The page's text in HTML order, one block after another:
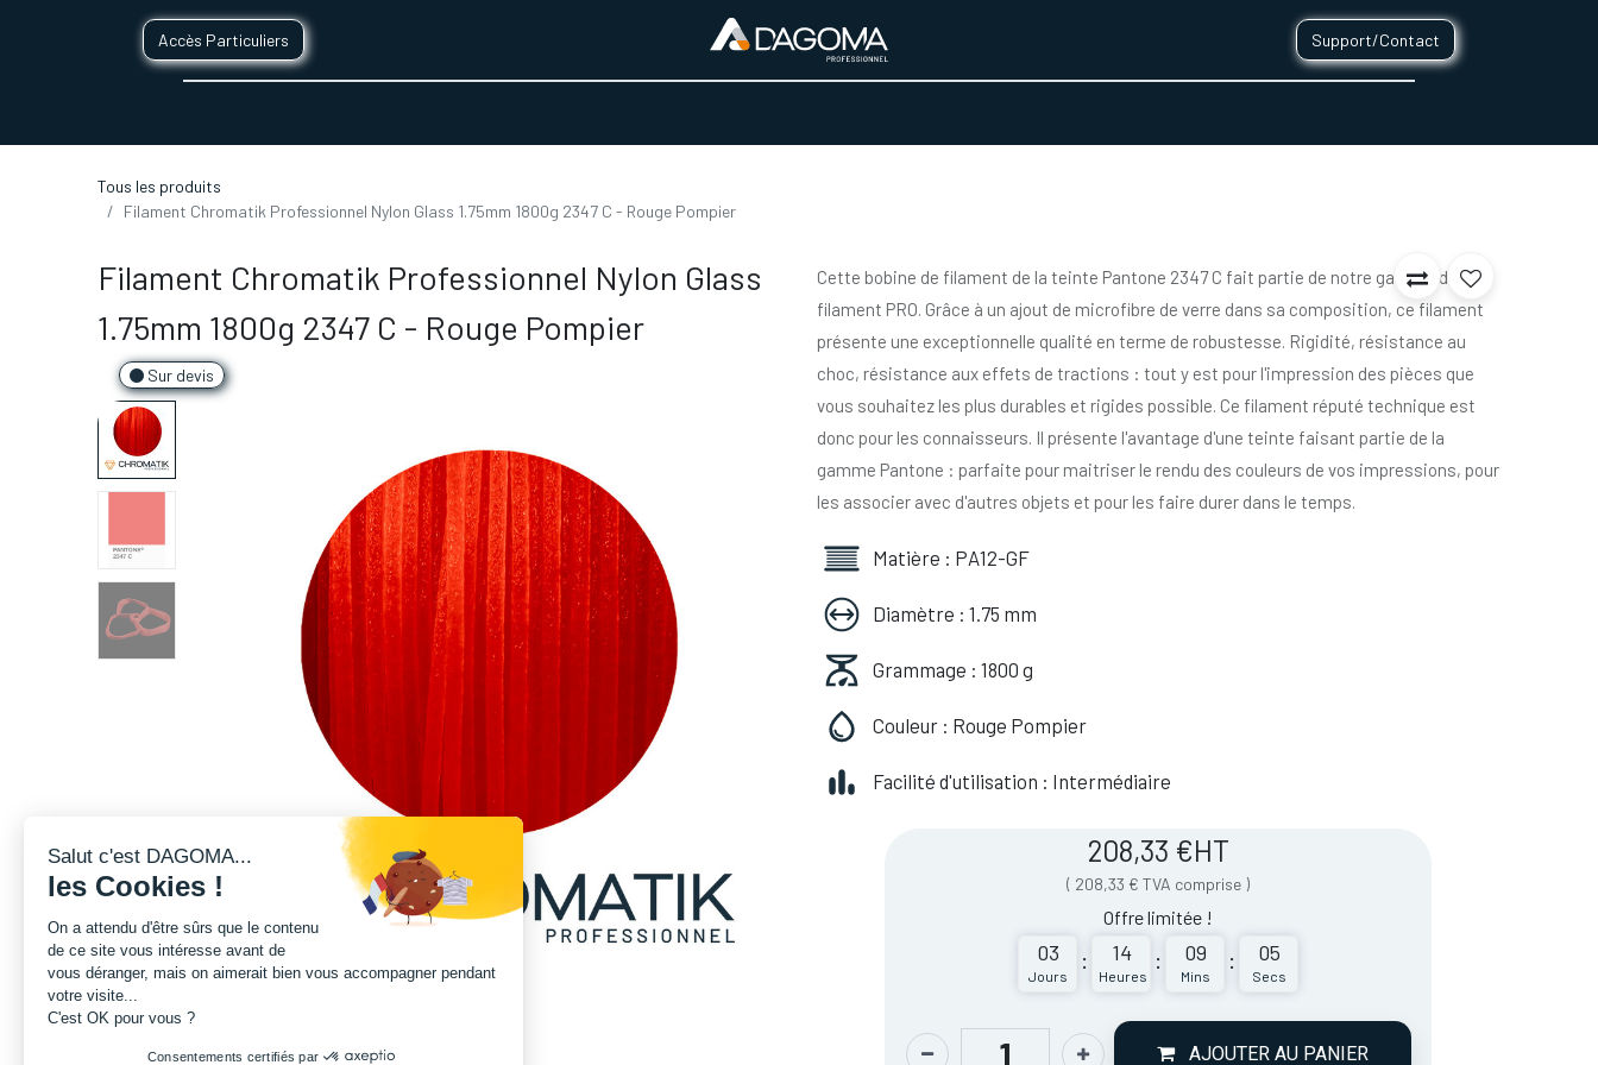
Accès Particuliers Support/Contact
Tous les produits
Filament Chromatik Professionnel Nylon Glass 1.75mm 1800g 2347 C - Rouge Pompier
Filament Chromatik Professionnel Nylon Glass
1.75mm 1800g 2347 C - Rouge Pompier
Sur devis
Cette bobine de filament de la teinte Pantone 2347 C fait partie de notre gamme de
filament PRO. Grâce à un ajout de microfibre de verre dans sa composition, ce filament
présente une exceptionnelle qualité en terme de robustesse. Rigidité, résistance au
choc, résistance aux effets de tractions : tout y est pour l'impression des pièces que
vous souhaitez les plus durables et rigides possible. Ce filament réputé technique est
donc pour les connaisseurs. Il présente l'avantage d'une teinte faisant partie de la
gamme Pantone : parfaite pour maitriser le rendu des couleurs de vos impressions, pour
les associer avec d'autres objets et pour les faire durer dans le temps.
Matière : PA12-GF
Diamètre : 1.75 mm
Grammage : 1800 g
Couleur : Rouge Pompier
Facilité d'utilisation : Intermédiaire
208,33 €HT
( 208,33 € TVA comprise )
Offre limitée !
03
Jours
: 14
Heures
: 09
Mins
: 05
Secs
AJOUTER AU PANIER
Salut c'est DAGOMA...
les Cookies !
On a attendu d'être sûrs que le contenu
de ce site vous intéresse avant de
vous déranger, mais on aimerait bien vous accompagner pendant
votre visite...
C'est OK pour vous ?
Consentements certifiés par